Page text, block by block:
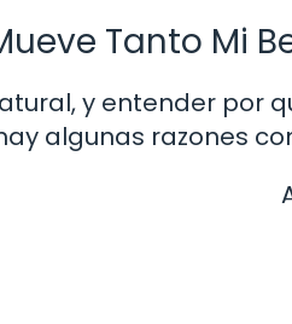
Tanto Mi
y entender por
algunas razones